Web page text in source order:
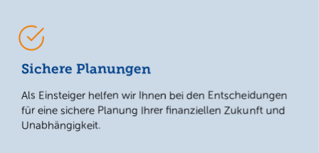
Sichere Planungen
Als Einsteiger helfen wir Ihnen bei den Entscheidungen
für eine sichere Planung Ihrer finanziellen Zukunft und
Unabhängigkeit.